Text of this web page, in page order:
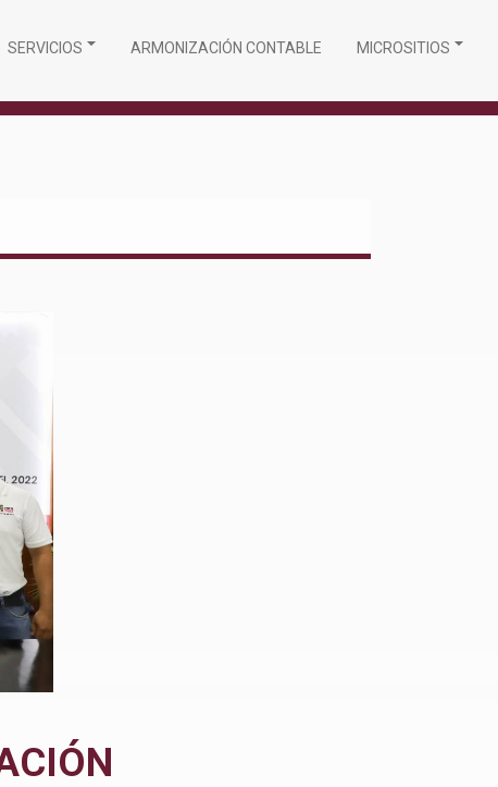
SERVICIOS ARMONIZACIÓN CONTABLE MICROSITIOS